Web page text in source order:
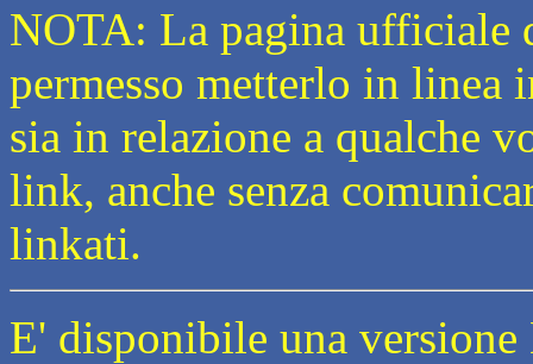
NOTA: La pagina ufficiale
permesso metterlo in linea
sia in relazione a qualche
link, anche senza
linkati.
E' disponibile una